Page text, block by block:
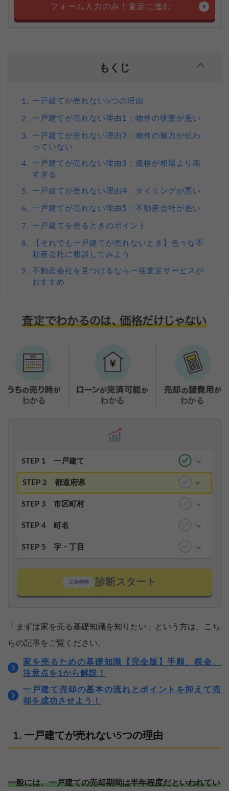
フォーム入力のみ！査定に進む
もくじ
1. 一戸建てが売れない5つの理由
2. 一戸建てが売れない理由1：物件の状態が悪い
3. 一戸建てが売れない理由2：物件の魅力が伝わ
っていない
4. 一戸建てが売れない理由3：価格が相場より高
すぎる
5. 一戸建てが売れない理由4：タイミングが悪い
6. 一戸建てが売れない理由5：不動産会社が悪い
7. 一戸建てを売るときのポイント
8.
【それでも一戸建てが売れないとき】色々な不
動産会社に相談してみよう
9. 不動産会社を見つけるなら一括査定サービスが
おすすめ
STEP 1 一戸建て
STEP 2 都道府県
STEP 3 市区町村
STEP 4 町名
STEP 5 字・丁目
完全無料 診断スタート
「まずは家を売る基礎知識を知りたい」という方は、こち
らの記事をご覧ください。
家を売るための基礎知識【完全版】手順、税金、
注意点を1から解説！
一戸建て売却の基本の流れとポイントを抑えて売
却を成功させよう！
一戸建てが売れない5つの理由
一般には、一戸建ての売却期間は半年程度だといわれてい